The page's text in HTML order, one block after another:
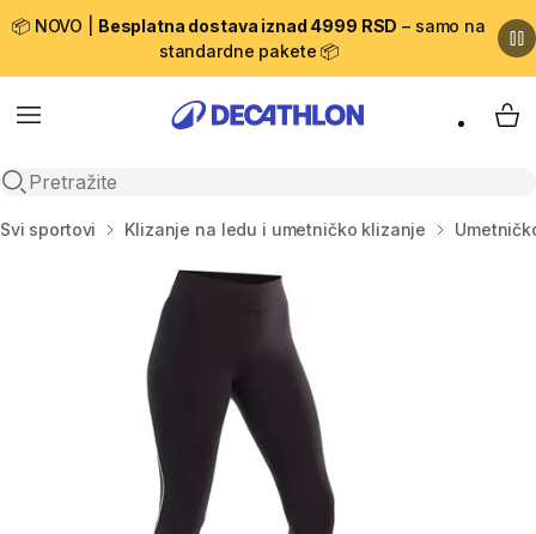
📦 NOVO | Besplatna dostava iznad 4999 RSD – samo na
standardne pakete 📦
Menu
Open search
My
Početna stranica
Svi sportovi Klizanje na ledu i umetničko klizanje